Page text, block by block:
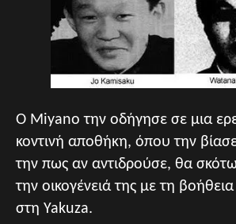
Ο Miyano την οδήγησε σε μια
κοντινή αποθήκη, όπου την
την πως αν αντιδρούσε, θα
την οικογένειά της με τη
στη Yakuza.